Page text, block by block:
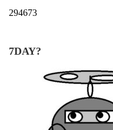
294673
7DAY?